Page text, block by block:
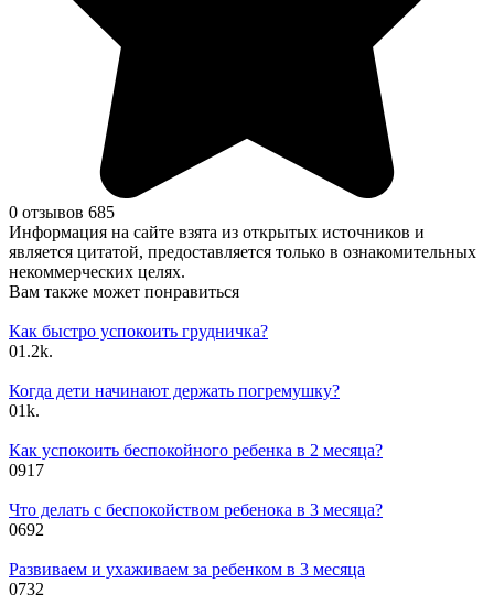
0 отзывов 685
Информация на сайте взята из открытых источников и
является цитатой, предоставляется только в ознакомительных
некоммерческих целях.
Вам также может понравиться
Как быстро успокоить грудничка?
01.2k.
Когда дети начинают держать погремушку?
01k.
Как успокоить беспокойного ребенка в 2 месяца?
0917
Что делать с беспокойством ребенока в 3 месяца?
0692
Развиваем и ухаживаем за ребенком в 3 месяца
0732